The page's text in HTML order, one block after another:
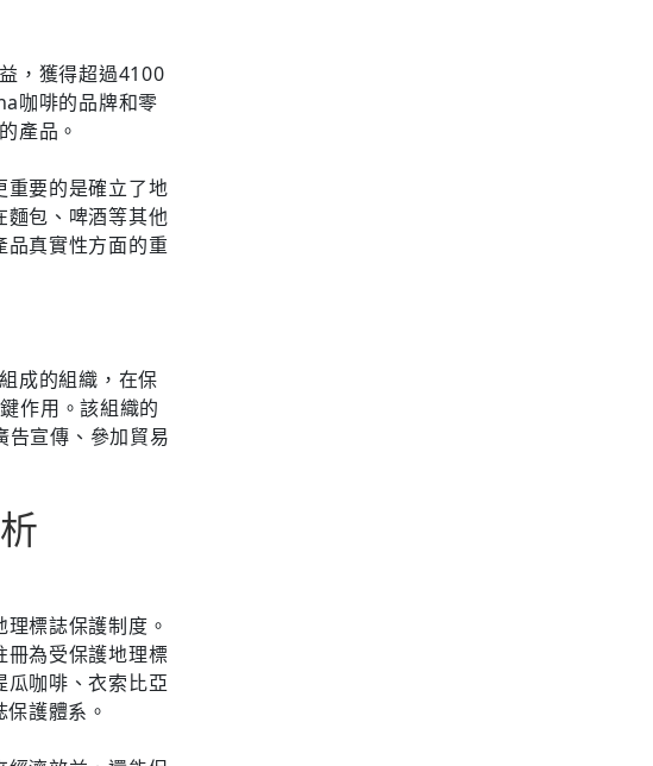
，獲得超過4100
咖啡的品牌和零
產品。
重要的是確立了地
麵包、啤酒等其他
品真實性方面的重
成的組織，在保
作用。該組織的
告宣傳、參加貿易
標誌保護制度。
冊為受保護地理標
瓜咖啡、衣索比亞
護體系。